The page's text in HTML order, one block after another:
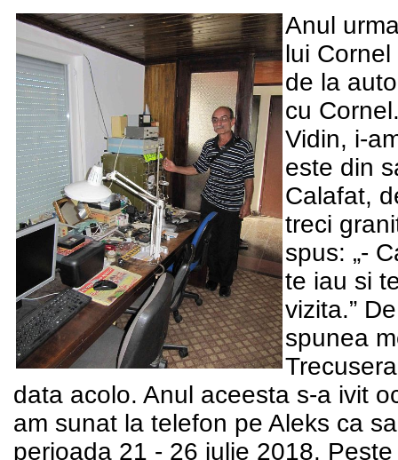
Anul
lui
de la
cu
Vidin, i-
este din
Calafat,
treci
spus: „-
te iau si
vizita.”
spunea
data acolo. Anul aceesta s-a ivit
am sunat la telefon pe Aleks ca
perioada 21 - 26 iulie 2018.